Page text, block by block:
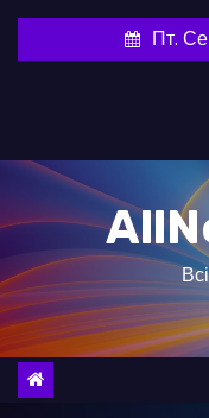
и
о
в
Пт.